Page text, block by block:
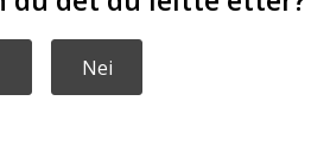
Nei